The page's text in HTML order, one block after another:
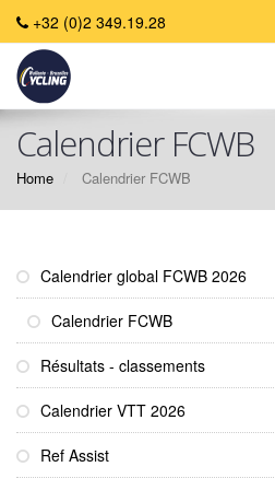
+32 (0)2 349.19.28
Calendrier FCWB
Home Calendrier FCWB
Calendrier global FCWB 2026
Calendrier FCWB
Résultats - classements
Calendrier VTT 2026
Ref Assist